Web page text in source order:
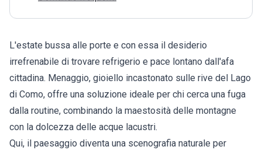
L'estate bussa alle porte e con essa il desiderio
irrefrenabile di trovare refrigerio e pace lontano dall'afa
cittadina. Menaggio, gioiello incastonato sulle rive del Lago
di Como, offre una soluzione ideale per chi cerca una fuga
dalla routine, combinando la maestosità delle montagne
con la dolcezza delle acque lacustri.
Qui, il paesaggio diventa una scenografia naturale per